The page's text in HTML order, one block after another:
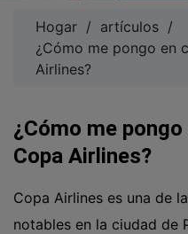
Hogar / artículos /
¿Cómo me pongo en
Airlines?
¿Cómo me
Copa Airlines?
Copa Airlines es una de
notables en la ciudad de